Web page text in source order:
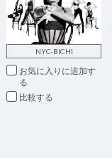
NYC-BICHI
お気に入りに追加
比較